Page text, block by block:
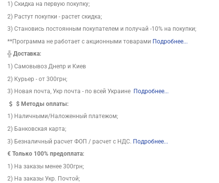
1) Скидка на первую покупку;
2) Растут покупки - растет скидка;
3) Становись постоянным покупателем и получай -10% на покупки;
**Программа не работает с акционными товарами Подробнее...
╬ Доставка:
1) Самовывоз Днепр и Киев
2) Курьер - от 300грн;
3) Новая почта, Укр почта - по всей Украине Подробнее...
$Методы оплаты:
1) Наличными/Наложенный платежом;
2) Банковская карта;
3) Безналичный расчет ФОП / расчет с НДС. Подробнее...
€ Только 100% предоплата:
1) На заказы менее 300грн;
2) На заказы Укр. Почтой;